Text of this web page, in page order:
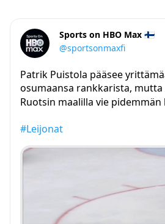
Sports on HBO Max 🇫🇮
@sportsonmaxfi
Patrik Puistola pääsee
osumaansa rankkarista,
Ruotsin maalilla vie
#Leijonat